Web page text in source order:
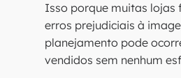
Isso porque muitas lojas
erros prejudiciais à
planejamento pode
vendidos sem nenhum